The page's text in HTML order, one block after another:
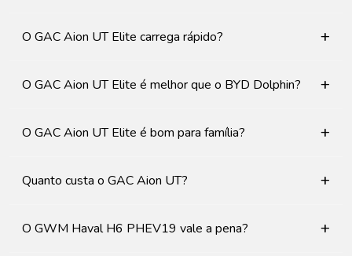
O GAC Aion UT Elite carrega rápido? +
O GAC Aion UT Elite é melhor que o BYD Dolphin? +
O GAC Aion UT Elite é bom para família? +
Quanto custa o GAC Aion UT? +
O GWM Haval H6 PHEV19 vale a pena? +